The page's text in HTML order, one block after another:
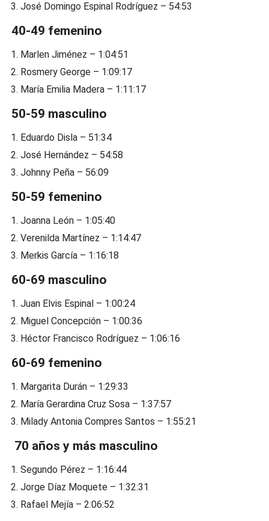
José Domingo Espinal Rodríguez – 54:53
40-49 femenino
Marlen Jiménez – 1:04:51
Rosmery George – 1:09:17
María Emilia Madera – 1:11:17
50-59 masculino
Eduardo Disla – 51:34
José Hernández – 54:58
Johnny Peña – 56:09
50-59 femenino
Joanna León – 1:05:40
Verenilda Martínez – 1:14:47
Merkis García – 1:16:18
60-69 masculino
Juan Elvis Espinal – 1:00:24
Miguel Concepción – 1:00:36
Héctor Francisco Rodríguez – 1:06:16
60-69 femenino
Margarita Durán – 1:29:33
María Gerardina Cruz Sosa – 1:37:57
Milady Antonia Compres Santos – 1:55:21
70 años y más masculino
Segundo Pérez – 1:16:44
Jorge Díaz Moquete – 1:32:31
Rafael Mejía – 2:06:52